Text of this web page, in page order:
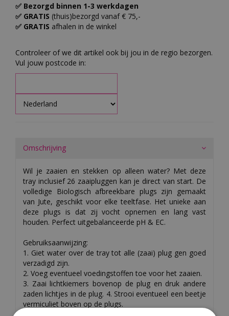
✅ Bezorgd binnen 1-3 werkdagen
✅ GRATIS (thuis)bezorgd vanaf € 75,-
✅ GRATIS afhalen in de winkel
Controleer of we dit artikel ook bij jou in de regio bezorgen.
Vul jouw postcode in:
Omschrijving
Wil je zaaien en stekken op alleen water? Met deze
tray inclusief 26 zaaipluggen kan je direct van start. De
volledige Biologisch afbreekbare plugs zijn gemaakt
van Jute, geschikt voor elke teeltfase. Het unieke aan
deze plugs is dat zij vocht opnemen en lang vast
houden. Perfect uitgebalanceerde pH & EC.
Gebruiksaanwijzing:
1. Giet water over de tray tot alle (zaai) plug gen goed
verzadigd zijn.
2. Voeg eventueel voedingstoffen toe voor het zaaien.
3. Zaai lichtkiemers bovenop de plug en druk andere
zaden lichtjes in de plug. 4. Strooi eventueel een beetje
vermiculiet boven op de plugs.